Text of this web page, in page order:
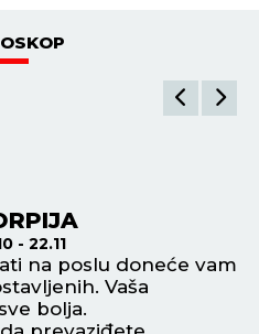
- 22.11
na poslu doneće vam
Vaša
bolja.